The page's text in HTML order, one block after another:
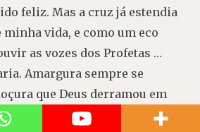
feliz. Mas a cruz já estendia
minha vida, e como um eco
as vozes dos Profetas …
Amargura sempre se
que Deus derramou em
que foi crescendo cada